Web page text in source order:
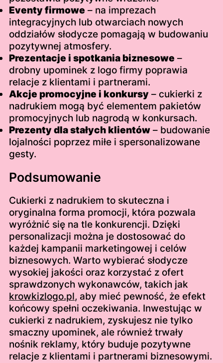
Eventy firmowe – na imprezach
integracyjnych lub otwarciach nowych
oddziałów słodycze pomagają w budowaniu
pozytywnej atmosfery.
Prezentacje i spotkania biznesowe –
drobny upominek z logo firmy poprawia
relacje z klientami i partnerami.
Akcje promocyjne i konkursy– cukierki z
nadrukiem mogą być elementem pakietów
promocyjnych lub nagrodą w konkursach.
Prezenty dla stałych klientów– budowanie
lojalności poprzez miłe i spersonalizowane
gesty.
Podsumowanie
Cukierki z nadrukiem to skuteczna i
oryginalna forma promocji, która pozwala
wyróżnić się na tle konkurencji. Dzięki
personalizacji można je dostosować do
każdej kampanii marketingowej i celów
biznesowych. Warto wybierać słodycze
wysokiej jakości oraz korzystać z ofert
sprawdzonych wykonawców, takich jak
krowkizlogo.pl, aby mieć pewność, że efekt
końcowy spełni oczekiwania. Inwestując w
cukierki z nadrukiem, zyskujesz nie tylko
smaczny upominek, ale również trwały
nośnik reklamy, który buduje pozytywne
relacje z klientami i partnerami biznesowymi.